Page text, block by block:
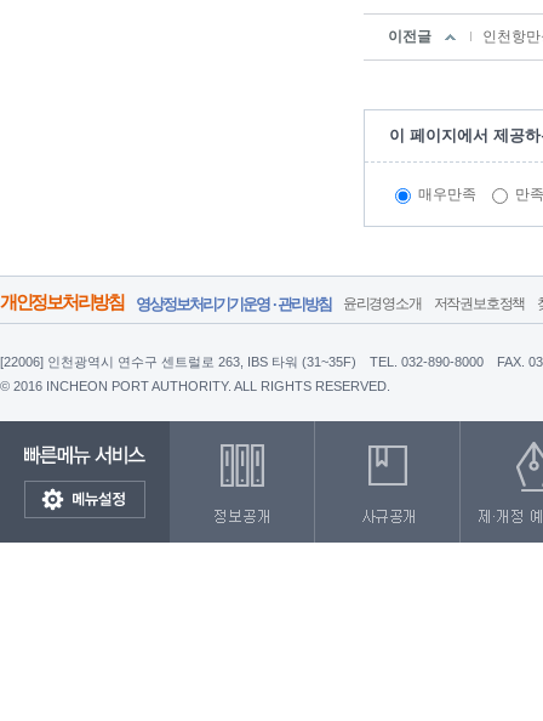
이전글 인천항
이 페이지에서 제공
매우만족 만족
개인정보처리방침 영상정보처리기기운영 · 관리방침 윤리경영소개 저작권보호정책
[22006] 인천광역시 연수구 센트럴로 263, IBS 타워 (31~35F) TEL. 032-890-8000
FAX.
© 2016 INCHEON PORT AUTHORITY. ALL RIGHTS RESERVED.